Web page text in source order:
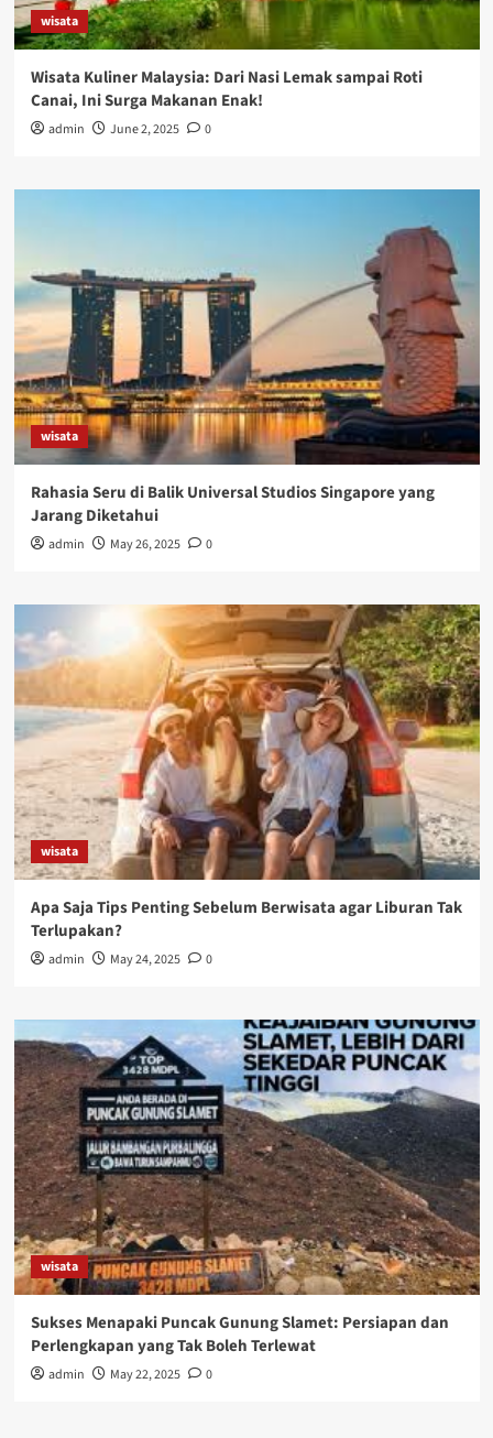
wisata
Wisata Kuliner Malaysia: Dari Nasi Lemak sampai Roti
Canai, Ini Surga Makanan Enak!
admin June 2, 2025 0
wisata
Rahasia Seru di Balik Universal Studios Singapore yang
Jarang Diketahui
admin May 26, 2025 0
wisata
Apa Saja Tips Penting Sebelum Berwisata agar Liburan Tak
Terlupakan?
admin May 24, 2025 0
wisata
Sukses Menapaki Puncak Gunung Slamet: Persiapan dan
Perlengkapan yang Tak Boleh Terlewat
admin May 22, 2025 0